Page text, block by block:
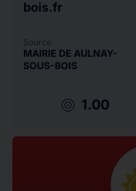
bois.fr
Source
MAIRIE DE AULNAY-
SOUS-BOIS
target 1.00